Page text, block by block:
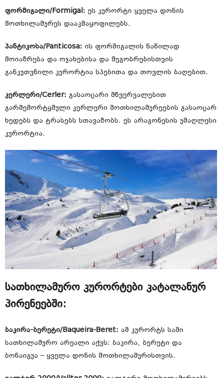
ფორმიგალი/Formigal: ეს კურორტი ყველა დონის
მოთხილამურეს დააკმაყოფილებს.
პანტიკოსა/Panticosa: ის ფორმიგალის ნაწილად
მოიაზრება და ოჯახებისა და მეგობრებისთვის
განკუთვნილი კურორტია სპებითა და თოვლის ბაღებით.
კერლერი/Cerler: გასაოცარი მწვერვალებით
გარშემორტყმული კერლერი მოთხილამურეების გასაოცარ
ხედებს და ტრასებს სთავაზობს. ეს არაგონესის უმაღლესი
კურორტია.
სათხილამურო კურორტები კატალანურ
პირენეებში:
ბაკირა-ბერეტი/Baqueira-Beret: ამ კურორტს სამი
სათხილამურო არეალი აქვს: ბაკირა, ბერეტი და
ბონაიგუა – ყველა დონის მოთხილამურისთვის.